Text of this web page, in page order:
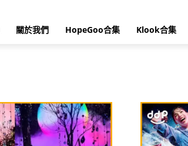
關於我們 HopeGoo合集 Klook合集